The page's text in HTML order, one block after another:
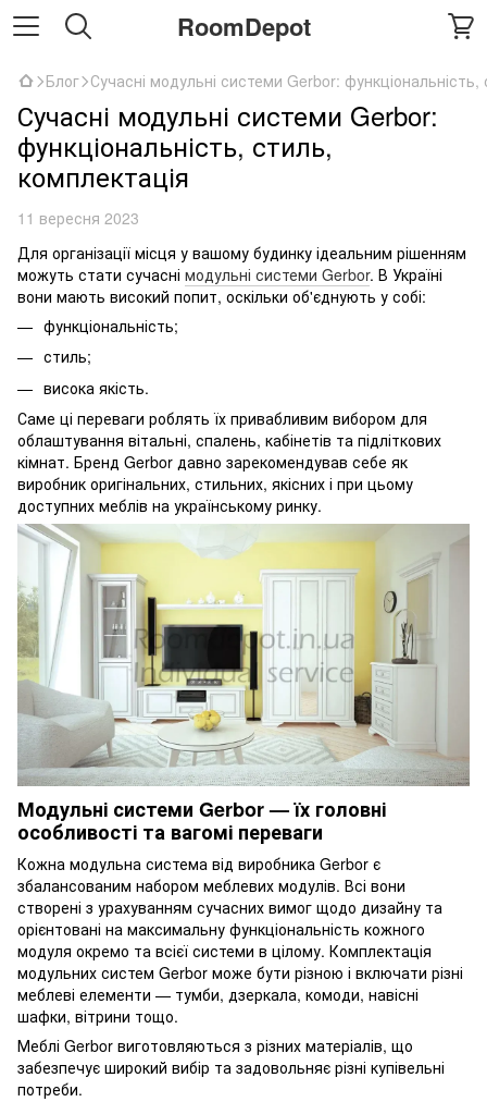
RoomDepot
Блог Сучасні модульні системи Gerbor:
Сучасні модульні системи Gerbor:
функціональність, стиль,
комплектація
11 вересня 2023
Для організації місця у вашому будинку ідеальним рішенням
можуть стати сучасні модульні системи Gerbor. В Україні
вони мають високий попит, оскільки об'єднують у собі:
функціональність;
стиль;
висока якість.
Саме ці переваги роблять їх привабливим вибором для
облаштування вітальні, спалень, кабінетів та підліткових
кімнат. Бренд Gerbor давно зарекомендував себе як
виробник оригінальних, стильних, якісних і при цьому
доступних меблів на українському ринку.
Модульні системи Gerbor — їх головні
особливості та вагомі переваги
Кожна модульна система від виробника Gerbor є
збалансованим набором меблевих модулів. Всі вони
створені з урахуванням сучасних вимог щодо дизайну та
орієнтовані на максимальну функціональність кожного
модуля окремо та всієї системи в цілому. Комплектація
модульних систем Gerbor може бути різною і включати різні
меблеві елементи — тумби, дзеркала, комоди, навісні
шафки, вітрини тощо.
Меблі Gerbor виготовляються з різних матеріалів, що
забезпечує широкий вибір та задовольняє різні купівельні
потреби.